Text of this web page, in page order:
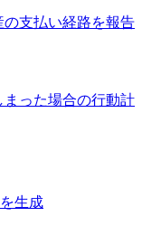
支払い経路を報告
った場合の行動計
生成